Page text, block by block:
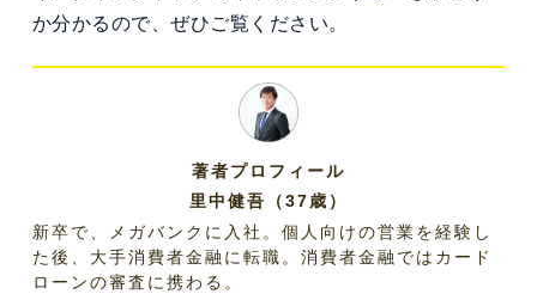
か分かるので、ぜひご覧ください。
著者プロフィール
里中健吾（37歳）
新卒で、メガバンクに入社。個人向けの営業を経験し
た後、大手消費者金融に転職。消費者金融ではカード
ローンの審査に携わる。